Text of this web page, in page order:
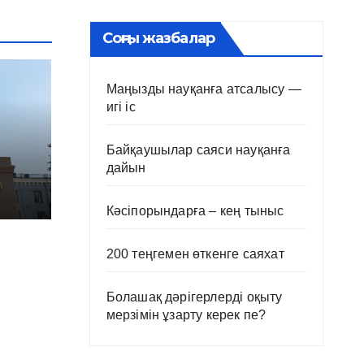
Соңғы жазбалар
Маңызды науқанға атсалысу —
игі іс
Байқаушылар саяси науқанға
дайын
Кәсіпорындарға – кең тыныс
200 теңгемен өткенге саяхат
Болашақ дәрігерлерді оқыту
мерзімін ұзарту керек пе?